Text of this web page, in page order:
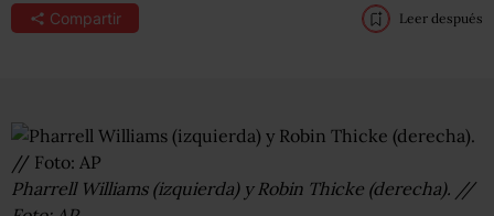
Compartir Leer después
Pharrell Williams (izquierda) y Robin Thicke (derecha). //